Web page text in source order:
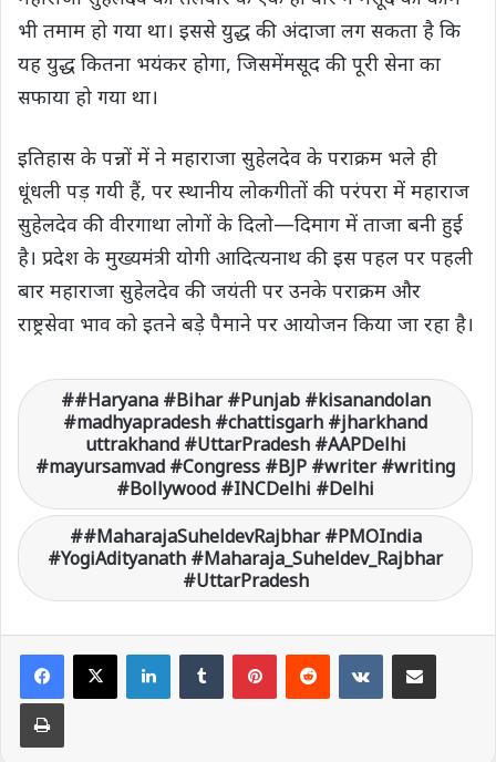
भी तमाम हो गया था। इससे युद्ध की अंदाजा लग सकता है कि
यह युद्ध कितना भयंकर होगा, जिसमेंमसूद की पूरी सेना का
सफाया हो गया था।
इतिहास के पन्नों में ने महाराजा सुहेलदेव के पराक्रम भले ही
धूंधली पड़ गयी हैं, पर स्थानीय लोकगीतों की परंपरा में महाराज
सुहेलदेव की वीरगाथा लोगों के दिलो—दिमाग में ताजा बनी हुई
है। प्रदेश के मुख्यमंत्री योगी आदित्यनाथ की इस पहल पर पहली
बार महाराजा सुहेलदेव की जयंती पर उनके पराक्रम और
राष्ट्रसेवा भाव को इतने बड़े पैमाने पर आयोजन किया जा रहा है।
#Haryana #Bihar #Punjab #kisanandolan
#madhyapradesh #chattisgarh #jharkhand
uttrakhand #UttarPradesh #AAPDelhi
#mayursamvad #Congress #BJP #writer #writing
#Bollywood #INCDelhi #Delhi
#MaharajaSuheldevRajbhar #PMOIndia
#YogiAdityanath #Maharaja_Suheldev_Rajbhar
#UttarPradesh
LinkedIn VKontakte